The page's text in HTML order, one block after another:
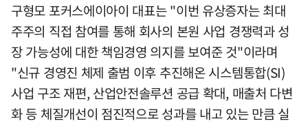
구형모 포커스에이아이 대표는 "이번 유상증자는 최대
주주의 직접 참여를 통해 회사의 본원 사업 경쟁력과 성
장 가능성에 대한 책임경영 의지를 보여준 것"이라며
"신규 경영진 체제 출범 이후 추진해온 시스템통합(SI)
사업 구조 재편, 산업안전솔루션 공급 확대, 매출처 다변
화 등 체질개선이 점진적으로 성과를 내고 있는 만큼 실